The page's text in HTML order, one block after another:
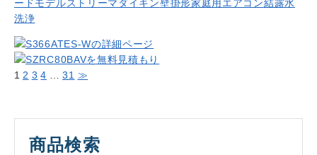
ードモデルストリーマ ダイキン壁掛形家庭用エアコン結露水
洗浄
1 2 3 4 31 ≫
商品検索